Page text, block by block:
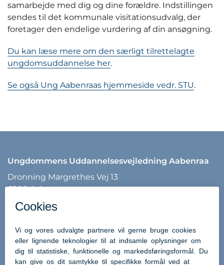
samarbejde med dig og dine forældre. Indstillingen
sendes til det kommunale visitationsudvalg, der
foretager den endelige vurdering af din ansøgning.
Du kan læse mere om den særligt tilrettelagte
ungdomsuddannelse her.
Se også Ung Aabenraas hjemmeside vedr. STU.
Ungdommens Uddannelsesvejledning Aabenraa
Dronning Margrethes Vej 13
6200 Aabenraa
Tlf: 7376 7540
Mail:uu@aabenraa.dk
Uddannelsesguiden - UG.DK
Brobygning.dk